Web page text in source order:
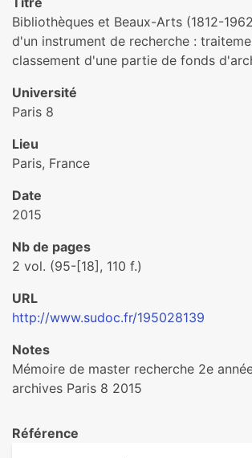
Bibliothèques et Beaux-Arts (1812-
d'un instrument de recherche :
classement d'une partie de fonds
Université
Paris 8
Lieu
Paris, France
Date
2015
Nb de pages
2 vol. (95-[18], 110 f.)
URL
http://www.sudoc.fr/195028139
Notes
Mémoire de master recherche 2e
archives Paris 8 2015
Référence